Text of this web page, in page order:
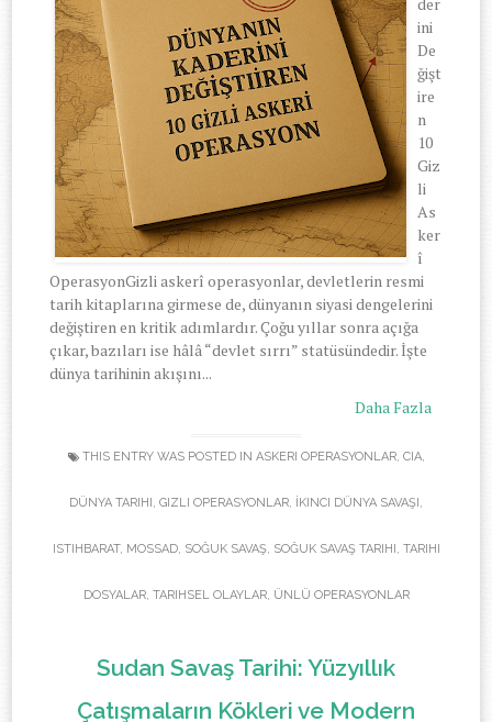
ini
De
ğişt
ire
n
10
Giz
li
As
ker
î
OperasyonGizli askerî operasyonlar, devletlerin resmi
tarih kitaplarına girmese de, dünyanın siyasi dengelerini
değiştiren en kritik adımlardır. Çoğu yıllar sonra açığa
çıkar, bazıları ise hâlâ “devlet sırrı” statüsündedir. İşte
dünya tarihinin akışını...
Daha Fazla
THIS ENTRY WAS POSTED IN ASKERI OPERASYONLAR, CIA,
DÜNYA TARIHI , GIZLI OPERASYONLAR, İKINCI DÜNYA SAVAŞI ,
ISTIHBARAT, MOSSAD, SOĞUK SAVAŞ, SOĞUK SAVAŞ TARIHI , TARIHI
DOSYALAR, TARIHSEL OLAYLAR, ÜNLÜ OPERASYONLAR
Sudan Savaş Tarihi: Yüzyıllık
Çatışmaların Kökleri ve Modern